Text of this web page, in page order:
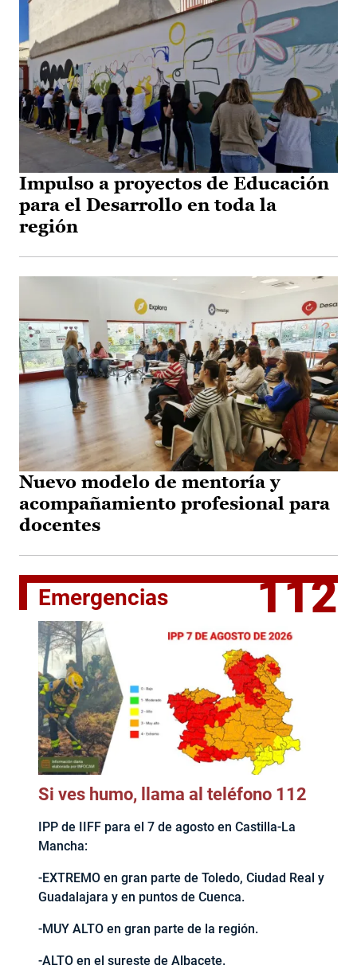
Impulso a proyectos de Educación
para el Desarrollo en toda la
región
Nuevo modelo de mentoría y
acompañamiento profesional para
docentes
Emergencias 112
Si ves humo, llama al teléfono 112
IPP de IIFF para el 7 de agosto en Castilla-La
Mancha:
-EXTREMO en gran parte de Toledo, Ciudad Real y
Guadalajara y en puntos de Cuenca.
-MUY ALTO en gran parte de la región.
-ALTO en el sureste de Albacete.